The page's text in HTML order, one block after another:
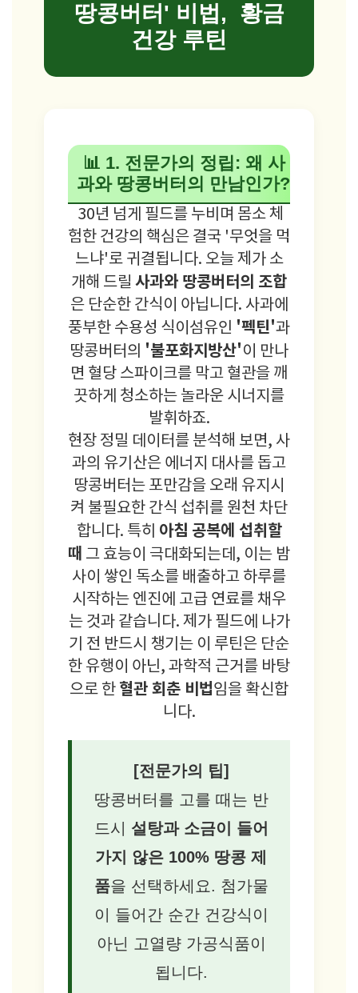
땅콩버터' 비법, 황금
건강 루틴
📊 1. 전문가의 정립: 왜 사
과와 땅콩버터의 만남인가?
30년 넘게 필드를 누비며 몸소 체
험한 건강의 핵심은 결국 '무엇을 먹
느냐'로 귀결됩니다. 오늘 제가 소
개해 드릴 사과와 땅콩버터의 조합
은 단순한 간식이 아닙니다. 사과에
풍부한 수용성 식이섬유인 '펙틴'과
땅콩버터의 '불포화지방산'이 만나
면 혈당 스파이크를 막고 혈관을 깨
끗하게 청소하는 놀라운 시너지를
발휘하죠.
현장 정밀 데이터를 분석해 보면, 사
과의 유기산은 에너지 대사를 돕고
땅콩버터는 포만감을 오래 유지시
켜 불필요한 간식 섭취를 원천 차단
합니다. 특히 아침 공복에 섭취할
때 그 효능이 극대화되는데, 이는 밤
사이 쌓인 독소를 배출하고 하루를
시작하는 엔진에 고급 연료를 채우
는 것과 같습니다. 제가 필드에 나가
기 전 반드시 챙기는 이 루틴은 단순
한 유행이 아닌, 과학적 근거를 바탕
으로 한 혈관 회춘 비법임을 확신합
니다.
[전문가의 팁]
땅콩버터를 고를 때는 반
드시 설탕과 소금이 들어
가지 않은 100% 땅콩 제
품을 선택하세요. 첨가물
이 들어간 순간 건강식이
아닌 고열량 가공식품이
됩니다.